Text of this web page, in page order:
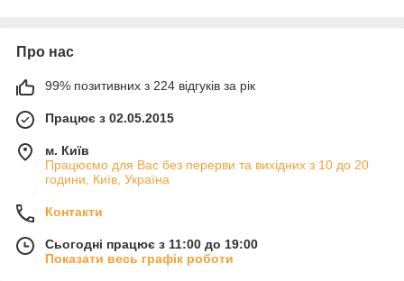
Про нас
99% позитивних з 224 відгуків за рік
Працює з 02.05.2015
м. Київ
Працюємо для Вас без перерви та вихідних з 10 до 20
години, Київ, Україна
Контакти
Сьогодні працює з 11:00 до 19:00
Показати весь графік роботи